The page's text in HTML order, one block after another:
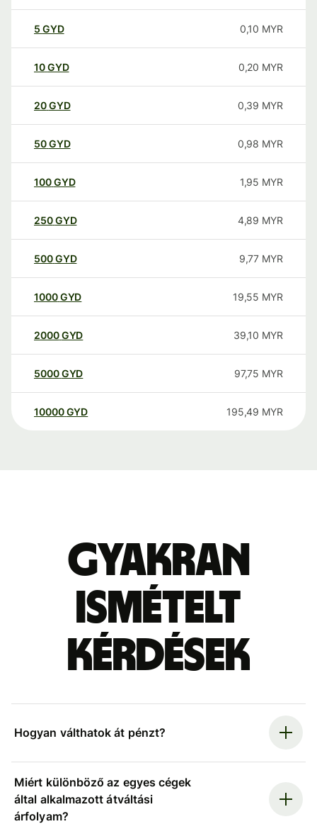
5 GYD 0,10 MYR
10GYD 0,20 MYR
20GYD 0,39 MYR
50GYD 0,98 MYR
100GYD 1,95 MYR
250GYD 4,89 MYR
500GYD 9,77 MYR
1000GYD 19,55 MYR
2000GYD 39,10 MYR
5000GYD 97,75 MYR
10000 GYD 195,49 MYR
Gyakran
ismételt
kérdések
Hogyan válthatok át pénzt?
Miért különböző az egyes cégek
által alkalmazott átváltási
árfolyam?